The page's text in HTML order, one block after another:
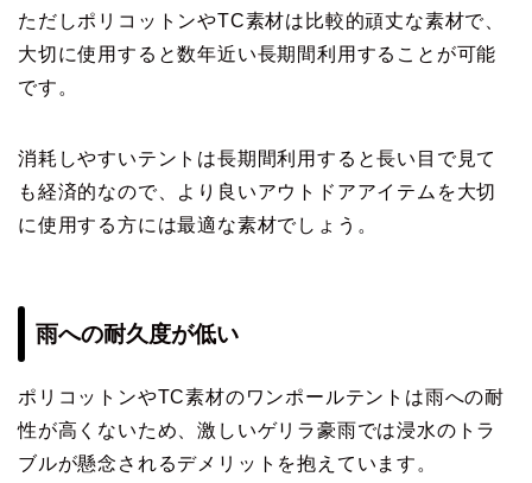
ただしポリコットンやTC素材は比較的頑丈な素材で、
大切に使用すると数年近い長期間利用することが可能
です。
消耗しやすいテントは長期間利用すると長い目で見て
も経済的なので、より良いアウトドアアイテムを大切
に使用する方には最適な素材でしょう。
雨への耐久度が低い
ポリコットンやTC素材のワンポールテントは雨への耐
性が高くないため、激しいゲリラ豪雨では浸水のトラ
ブルが懸念されるデメリットを抱えています。